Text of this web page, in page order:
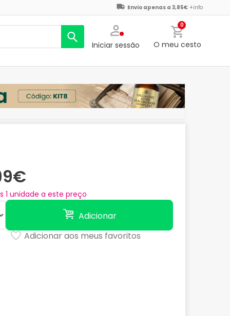
Envio apenas a 3,85€ +info
Iniciar sessão
0
O meu cesto
1 unidade a este preço
Adicionar
Adicionar aos meus favoritos